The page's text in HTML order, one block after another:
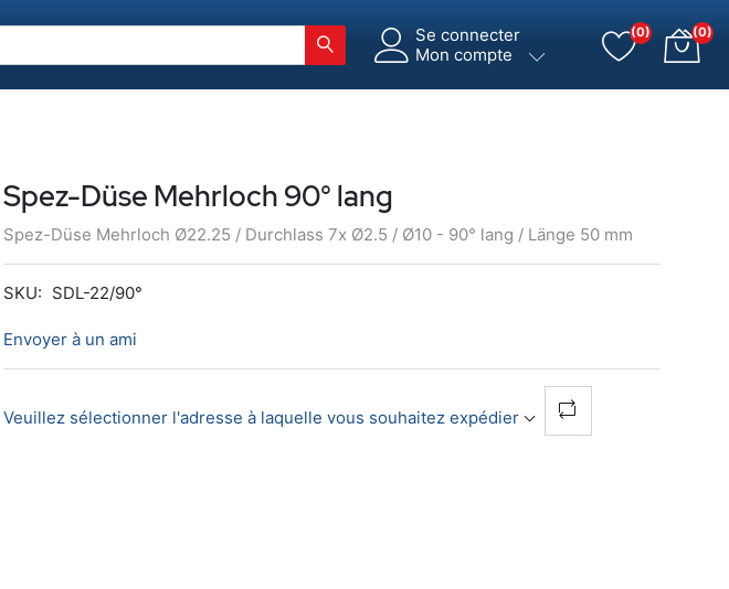
Se connecter
Mon compte
(0) (0)
Spez-Düse Mehrloch 90° lang
Spez-Düse Mehrloch Ø22.25 / Durchlass 7x Ø2.5 / Ø10 - 90° lang / Länge 50 mm
SKU: SDL-22/90°
Envoyer à un ami
Veuillez sélectionner l'adresse à laquelle vous souhaitez expédier